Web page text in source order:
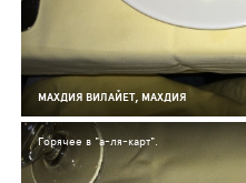
МАХДИЯ ВИЛАЙЕТ, МАХДИЯ
Горячее в "а-ля-карт".